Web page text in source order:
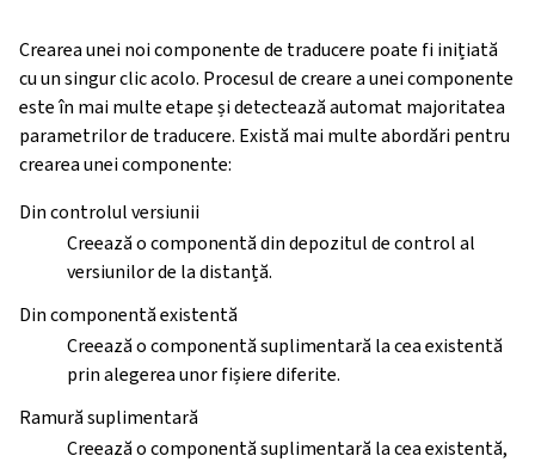
Crearea unei noi componente de traducere poate fi inițiată
cu un singur clic acolo. Procesul de creare a unei componente
este în mai multe etape și detectează automat majoritatea
parametrilor de traducere. Există mai multe abordări pentru
crearea unei componente:
Din controlul versiunii
Creează o componentă din depozitul de control al
versiunilor de la distanță.
Din componentă existentă
Creează o componentă suplimentară la cea existentă
prin alegerea unor fișiere diferite.
Ramură suplimentară
Creează o componentă suplimentară la cea existentă,